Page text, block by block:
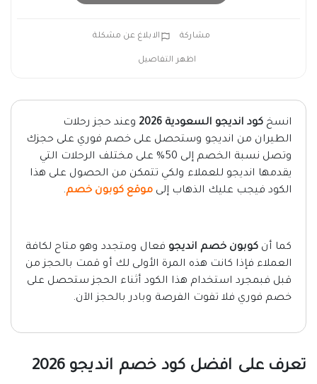
مشاركة الابلاغ عن مشكلة
اظهر التفاصيل
انسخ كود انديجو السعودية 2026
وعند حجز رحلات
الطيران من انديجو وستحصل على خصم فوري على حجزك
وتصل نسبة الخصم إلى 50% على مختلف الرحلات التي
يقدمها انديجو للعملاء ولكي تتمكن من الحصول على هذا
الكود فيجب عليك الذهاب إلى موقع كوبون خصم.
كما أن كوبون خصم انديجو فعال ومتجدد وهو متاح لكافة
العملاء فإذا كانت هذه المرة الأولى لك أو قمت بالحجز من
قبل فبمجرد استخدام هذا الكود أثناء الحجز ستحصل على
خصم فوري فلا تفوت الفرصة وبادر بالحجز الآن.
تعرف على افضل كود خصم انديجو 2026